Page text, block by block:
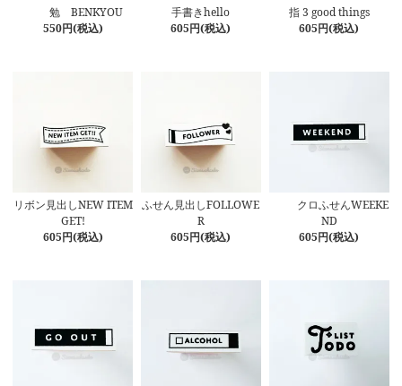
勉 BENKYOU
550円(税込)
手書きhello
605円(税込)
指 3 good things
605円(税込)
リボン見出しNEW ITEM
GET!
605円(税込)
ふせん見出しFOLLOWE
R
605円(税込)
クロふせんWEEKE
ND
605円(税込)